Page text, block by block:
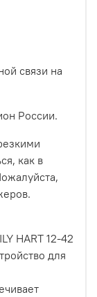
связи на
России.
как в
HART 12-42
для